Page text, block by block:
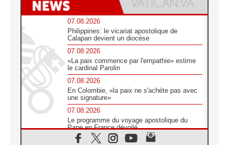
07.08.2026
Philippines: le vicariat apostolique de
Calapan devient un diocèse
07.08.2026
«La paix commence par l'empathie» estime
le cardinal Parolin
07.08.2026
En Colombie, «la paix ne s'achète pas avec
une signature»
07.08.2026
Le programme du voyage apostolique du
Pape en France dévoilé
07.08.2026